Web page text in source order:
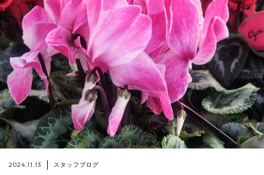
2024.11.13 スタッフブログ